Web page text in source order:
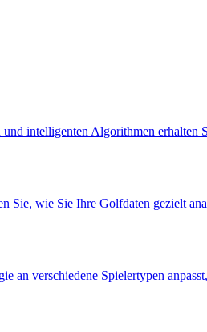
intelligenten Algorithmen erhalten
wie Sie Ihre Golfdaten gezielt
verschiedene Spielertypen